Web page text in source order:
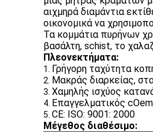
αιχμηρά διαμάντια
οικονομικά να
Τα κομμάτια πυρήνων
βασάλτη, schist, το
Πλεονεκτήματα:
1. Γρήγορη ταχύτητα
2. Μακράς διαρκείας,
3. Χαμηλής ισχύος
4. Επαγγελματικός
5. CE: ISO: 9001: 2000
Μέγεθος διαθέσιμο: